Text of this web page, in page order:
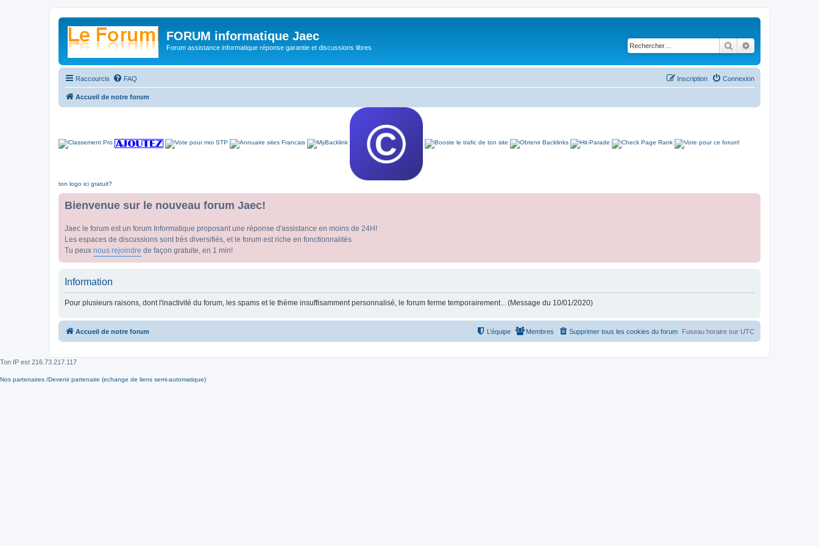
FORUM informatique Jaec
Forum assistance informatique réponse garantie et discussions libres Rechercher
Raccourcis FAQ Connexion
Inscription
Accueil de notre forum
ton logo ici gratuit?
Bienvenue sur le nouveau forum Jaec!
Jaec le forum est un forum Informatique proposant une réponse d'assistance en moins de 24H!
Les espaces de discussions sont très diversifiés, et le forum est riche en fonctionnalités
Tu peux nous rejoindre de façon gratuite, en 1 min!
Information
Pour plusieurs raisons, dont l'inactivité du forum, les spams et le thème insuffisamment personnalisé, le forum ferme temporairement... (Message du 10/01/2020)
Accueil de notre forum Fuseau horaire sur UTC
Supprimer tous les cookies du forum
Membres
L’équipe
Ton IP est 216.73.217.117
Nos partenaires /Devenir partenaire (echange de liens semi-automatique)